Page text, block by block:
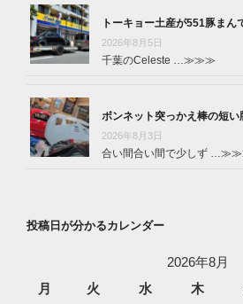
トーキョー土産が551豚まん
2026年8月5日
千葉のCeleste …≫≫≫
ボンネット突っかえ棒の短い
2026年8月3日
合い間合い間で少しず …
投稿日が分かるカレンダー
2026年8月
月
火 水 木